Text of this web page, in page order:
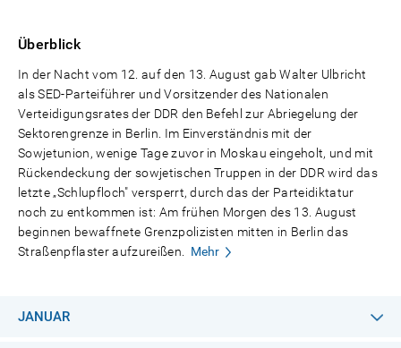
Überblick
In der Nacht vom 12. auf den 13. August gab Walter Ulbricht
als SED-Parteiführer und Vorsitzender des Nationalen
Verteidigungsrates der DDR den Befehl zur Abriegelung der
Sektorengrenze in Berlin. Im Einverständnis mit der
Sowjetunion, wenige Tage zuvor in Moskau eingeholt, und mit
Rückendeckung der sowjetischen Truppen in der DDR wird das
letzte „Schlupfloch" versperrt, durch das der Parteidiktatur
noch zu entkommen ist: Am frühen Morgen des 13. August
beginnen bewaffnete Grenzpolizisten mitten in Berlin das
Straßenpflaster aufzureißen.
Mehr
JANUAR